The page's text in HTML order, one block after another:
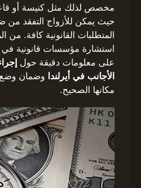
مخصص لذلك مثل كنيسة أو
حيث يمكن للأزواج التفقد من
المتطلبات القانونية كافة. من
استشارة مؤسسات قانونية في
على معلومات دقيقة حول
الأجانب في أيرلندا وضمان وضع
مكانها الصحيح.